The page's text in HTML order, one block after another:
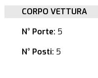
CORPO VETTURA
N° Porte: 5
N° Posti: 5